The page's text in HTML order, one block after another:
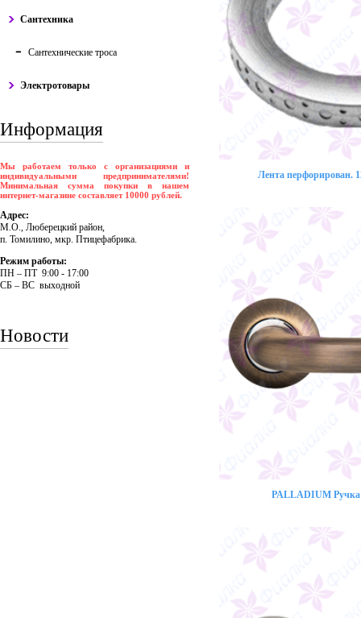
Сантехника
Сантехнические троса
Электротовары
Информация
Мы работаем только с организациями и
индивидуальными предпринимателями!
Минимальная сумма покупки в нашем
интернет-магазине составляет 10000 рублей.
Адрес:
М.О., Люберецкий район,
п. Томилино, мкр. Птицефабрика.
Режим работы:
ПH – ПT 9:00 - 17:00
CБ – BC выходной
Новости
Лента перфорирован.
PALLADIUM Ручка